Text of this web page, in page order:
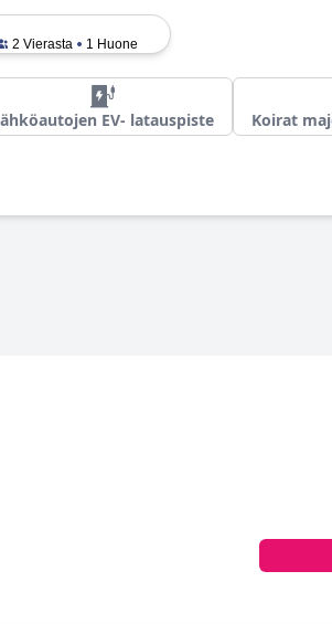
2 Vierasta 1 Huone
EV- latauspiste Koirat